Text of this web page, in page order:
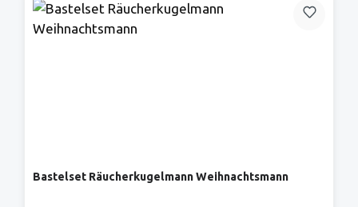
Bastelset Räucherkugelmann Weihnachtsmann